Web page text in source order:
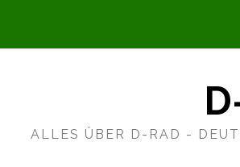
ALLES ÜBER D-RAD -